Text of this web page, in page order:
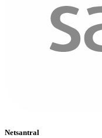
Netsantral